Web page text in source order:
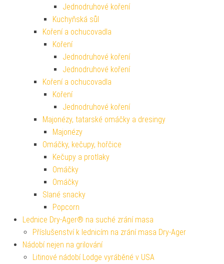
Jednodruhové koření
Kuchyňská sůl
Koření a ochucovadla
Koření
Jednodruhové koření
Jednodruhové koření
Koření a ochucovadla
Koření
Jednodruhové koření
Majonézy, tatarské omáčky a dresingy
Majonézy
Omáčky, kečupy, hořčice
Kečupy a protlaky
Omáčky
Omáčky
Slané snacky
Popcorn
Lednice Dry-Ager® na suché zrání masa
Příslušenství k lednicím na zrání masa Dry-Ager
Nádobí nejen na grilování
Litinové nádobí Lodge vyráběné v USA